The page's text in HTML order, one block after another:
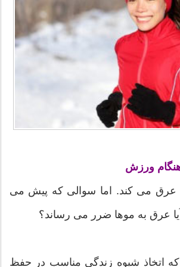
ورزش
عرق می کند. اما سوالی که پیش می
عرق به موها ضرر می رساند؟
اتخاذ شیوه زندگی مناسب در حفظ